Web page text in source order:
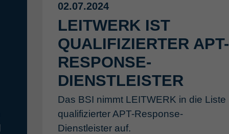
02.07.2024
LEITWERK IST
QUALIFIZIERTER APT-
RESPONSE-
DIENSTLEISTER
Das BSI nimmt LEITWERK in die Liste
qualifizierter APT-Response-
Dienstleister auf.